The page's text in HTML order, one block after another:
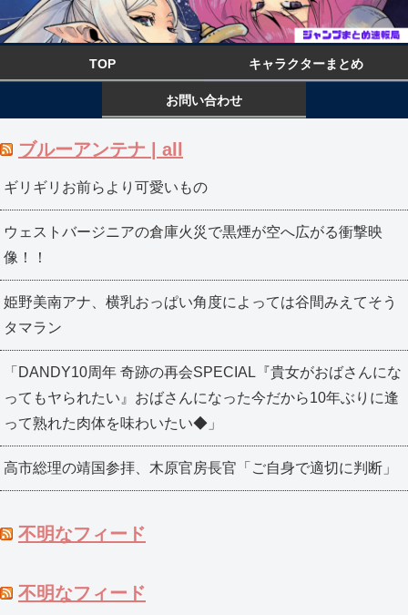
TOP キャラクターまとめ
お問い合わせ
ブルーアンテナ | all
ギリギリお前らより可愛いもの
ウェストバージニアの倉庫火災で黒煙が空へ広がる衝撃映
像！！
姫野美南アナ、横乳おっぱい角度によっては谷間みえてそう
タマラン
「DANDY10周年 奇跡の再会SPECIAL『貴女がおばさんにな
ってもヤられたい』おばさんになった今だから10年ぶりに逢
って熟れた肉体を味わいたい◆」
高市総理の靖国参拝、木原官房長官「ご自身で適切に判断」
不明なフィード
不明なフィード